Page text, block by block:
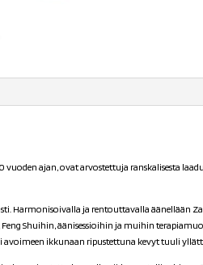
ajan, ovat arvostettuja ranskalisesta
Harmonisoivalla ja rentouttavalla äänellään
Shuihin, äänisessioihin ja muihin
avoimeen ikkunaan ripustettuna kevyt tuuli